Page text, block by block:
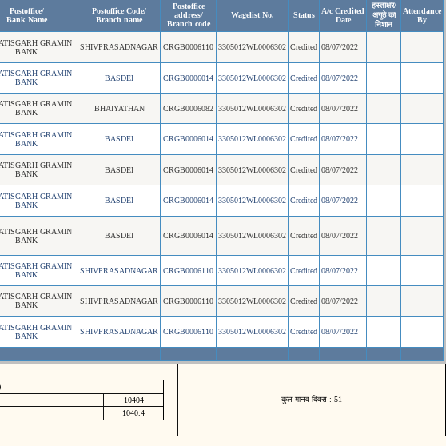
Postoffice/
Bank Name
Postoffice Code/
Branch name
Postoffice
address/
Branch code
Wagelist No. Status
A/c Credited
Date
हस्ताक्षर/
अगुठे का
निशान
Attendance
By
GRAMIN
BANK
SHIVPRASADNAGAR CRGB0006110 3305012WL0006302 Credited 08/07/2022
GRAMIN
BANK
BASDEI CRGB0006014 3305012WL0006302 Credited 08/07/2022
GRAMIN
BANK
BHAIYATHAN CRGB0006082 3305012WL0006302 Credited 08/07/2022
GRAMIN
BANK
BASDEI CRGB0006014 3305012WL0006302 Credited 08/07/2022
GRAMIN
BANK
BASDEI CRGB0006014 3305012WL0006302 Credited 08/07/2022
GRAMIN
BANK
BASDEI CRGB0006014 3305012WL0006302 Credited 08/07/2022
GRAMIN
BANK
BASDEI CRGB0006014 3305012WL0006302 Credited 08/07/2022
GRAMIN
BANK
SHIVPRASADNAGAR CRGB0006110 3305012WL0006302 Credited 08/07/2022
GRAMIN
BANK
SHIVPRASADNAGAR CRGB0006110 3305012WL0006302 Credited 08/07/2022
GRAMIN
BANK
SHIVPRASADNAGAR CRGB0006110 3305012WL0006302 Credited 08/07/2022
10404
1040.4
कुल मानव दिवस : 51